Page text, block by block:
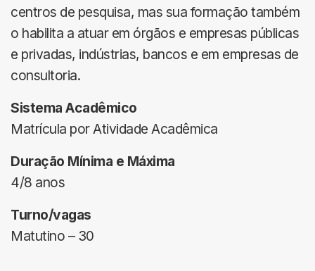
centros de pesquisa, mas sua formação também
o habilita a atuar em órgãos e empresas públicas
e privadas, indústrias, bancos e em empresas de
consultoria.
Sistema Acadêmico
Matrícula por Atividade Acadêmica
Duração Mínima e Máxima
4/8 anos
Turno/vagas
Matutino – 30